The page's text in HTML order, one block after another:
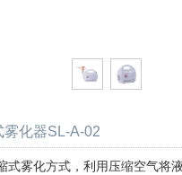
雾化器SL-A-02
式雾化方式，利用压缩空气将